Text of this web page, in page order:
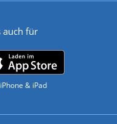
auch für
iPhone & iPad